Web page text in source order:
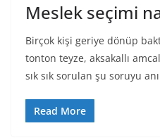
Meslek seçimi
Birçok kişi geriye dönüp
tonton teyze, aksakallı
sık sık sorulan şu soruyu
Read More